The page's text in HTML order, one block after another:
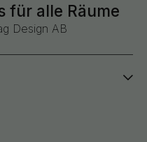
für alle Räume
Design AB